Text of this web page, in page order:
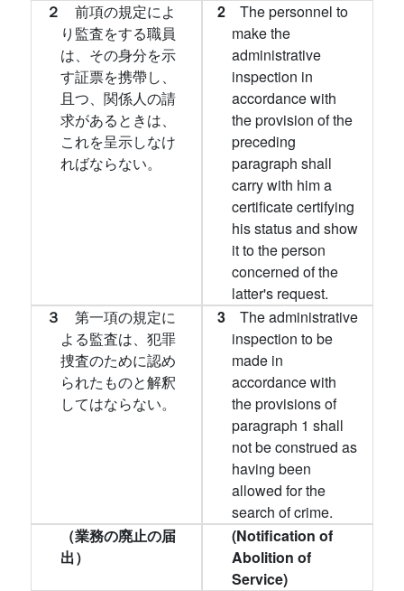
２ 前項の規定によ
り監査をする職員
は、その身分を示
す証票を携帶し、
且つ、関係人の請
求があるときは、
これを呈示しなけ
ればならない。
2 The personnel to
make the
administrative
inspection in
accordance with
the provision of the
preceding
paragraph shall
carry with him a
certificate certifying
his status and show
it to the person
concerned of the
latter's request.
３ 第一項の規定に
よる監査は、犯罪
捜査のために認め
られたものと解釈
してはならない。
3 The administrative
inspection to be
made in
accordance with
the provisions of
paragraph 1 shall
not be construed as
having been
allowed for the
search of crime.
（業務の廃止の届
出）
(Notification of
Abolition of
Service)